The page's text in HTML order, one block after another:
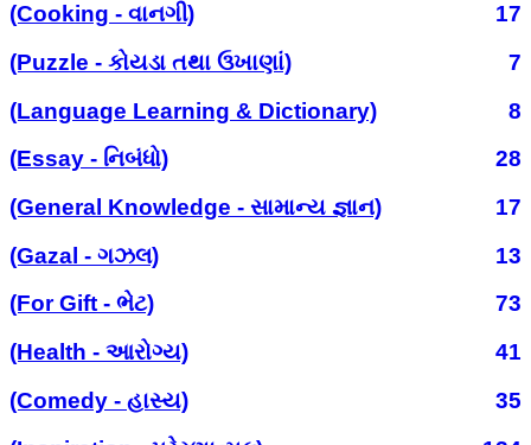
(Cooking - વાનગી)
17
(Puzzle - કોયડા તથા ઉખાણાં)
7
(Language Learning & Dictionary)
8
(Essay - નિબંધો)
28
(General Knowledge - સામાન્ય જ્ઞાન)
17
(Gazal - ગઝલ)
13
(For Gift - ભેટ)
73
(Health - આરોગ્ય)
41
(Comedy - હાસ્ય)
35